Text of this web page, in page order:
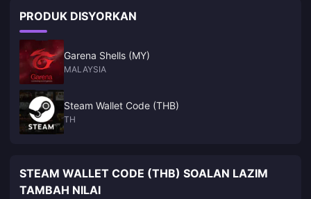
PRODUK DISYORKAN
Garena Shells (MY)
MALAYSIA
Steam Wallet Code (THB)
TH
STEAM WALLET CODE (THB) SOALAN LAZIM
TAMBAH NILAI